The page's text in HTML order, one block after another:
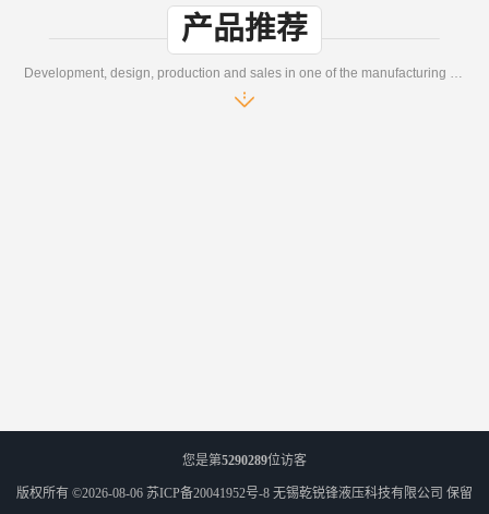
产品推荐
Development, design, production and sales in one of the manufacturing enterprises
您是第5290289位访客
版权所有 ©2026-08-06 苏ICP备20041952号-8 无锡乾锐锋液压科技有限公司 保留